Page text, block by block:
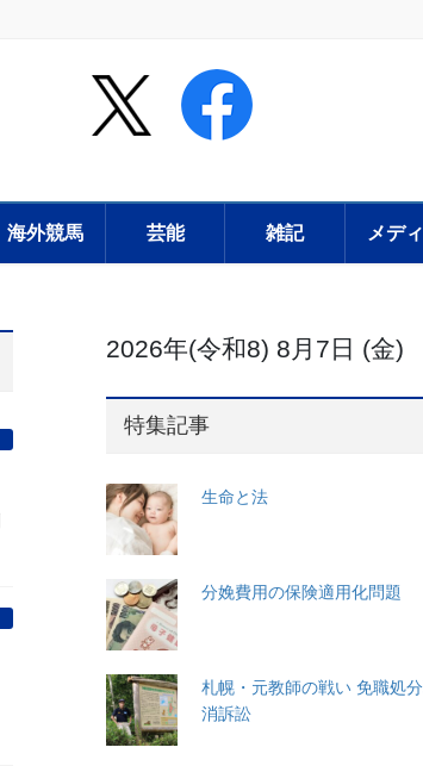
海外競馬 芸能 雑記 メデ
2026年(令和8) 8月7日 (金)
特集記事
生命と法
分娩費用の保険適用化問題
札幌・元教師の戦い 免職処
消訴訟